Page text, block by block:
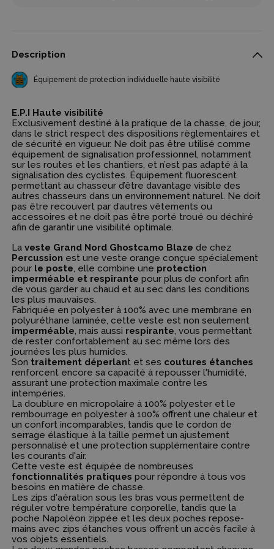
Description
Équipement de protection individuelle haute visibilité
E.P.I Haute visibilité
Exclusivement destiné à la pratique de la chasse, de jour,
dans le strict respect des dispositions règlementaires et
de sécurité en vigueur. Ne doit pas être utilisé comme
équipement de signalisation professionnel, notamment
sur les routes et les chantiers, et n’est pas adapté à la
signalisation des cyclistes. Équipement fluorescent
permettant au chasseur d’être davantage visible des
autres chasseurs dans un environnement naturel. Ne doit
pas être recouvert par d’autres vêtements ou
accessoires et ne doit pas être porté troué ou déchiré
afin de garantir une visibilité optimale.
La veste Grand Nord Ghostcamo Blaze de chez
Percussion est une veste orange conçue spécialement
pour le poste, elle combine une protection
imperméable et respirante pour plus de confort afin
de vous garder au chaud et au sec dans les conditions
les plus mauvaises.
Fabriquée en polyester à 100% avec une membrane en
polyuréthane laminée, cette veste est non seulement
imperméable, mais aussi respirante, vous permettant
de rester confortablement au sec même lors des
journées les plus humides.
Son traitement déperlant et ses coutures étanches
renforcent encore sa capacité à repousser l'humidité,
assurant une protection maximale contre les
intempéries.
La doublure en micropolaire à 100% polyester et le
rembourrage en polyester à 100% offrent une chaleur et
un confort incomparables, tandis que le cordon de
serrage élastique à la taille permet un ajustement
personnalisé et une protection supplémentaire contre
les courants d'air.
Cette veste est équipée de nombreuses
fonctionnalités pratiques pour répondre à tous vos
besoins en matière de chasse.
Les zips d'aération sous les bras vous permettent de
réguler votre température corporelle, tandis que la
poche Napoléon zippée et les deux poches repose-
mains avec zips étanches vous offrent un accès facile à
vos objets essentiels.